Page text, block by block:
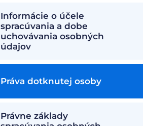
Informácie o účele
spracúvania a dobe
uchovávania osobných
údajov
Práva dotknutej osoby
Právne základy